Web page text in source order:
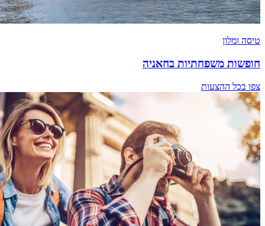
טיסה ומלון
חופשות משפחתיות בחאניה
צפו בכל ההצעות